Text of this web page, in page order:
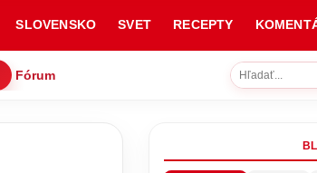
SLOVENSKO SVET RECEPTY
Fórum